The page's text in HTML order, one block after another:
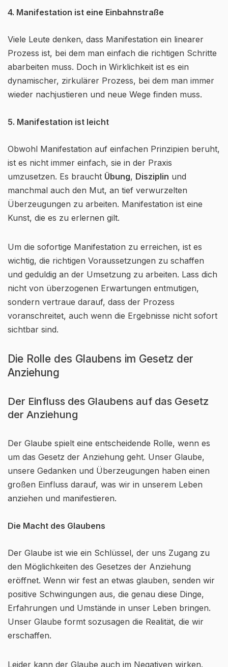
4. Manifestation ist eine Einbahnstraße
Viele Leute denken, dass Manifestation ein linearer
Prozess ist, bei dem man einfach die richtigen Schritte
abarbeiten muss. Doch in Wirklichkeit ist es ein
dynamischer, zirkulärer Prozess, bei dem man immer
wieder nachjustieren und neue Wege finden muss.
5. Manifestation ist leicht
Obwohl Manifestation auf einfachen Prinzipien beruht,
ist es nicht immer einfach, sie in der Praxis
umzusetzen. Es braucht Übung, Disziplin und
manchmal auch den Mut, an tief verwurzelten
Überzeugungen zu arbeiten. Manifestation ist eine
Kunst, die es zu erlernen gilt.
Um die sofortige Manifestation zu erreichen, ist es
wichtig, die richtigen Voraussetzungen zu schaffen
und geduldig an der Umsetzung zu arbeiten. Lass dich
nicht von überzogenen Erwartungen entmutigen,
sondern vertraue darauf, dass der Prozess
voranschreitet, auch wenn die Ergebnisse nicht sofort
sichtbar sind.
Die Rolle des Glaubens im Gesetz der
Anziehung
Der Einfluss des Glaubens auf das Gesetz
der Anziehung
Der Glaube spielt eine entscheidende Rolle, wenn es
um das Gesetz der Anziehung geht. Unser Glaube,
unsere Gedanken und Überzeugungen haben einen
großen Einfluss darauf, was wir in unserem Leben
anziehen und manifestieren.
Die Macht des Glaubens
Der Glaube ist wie ein Schlüssel, der uns Zugang zu
den Möglichkeiten des Gesetzes der Anziehung
eröffnet. Wenn wir fest an etwas glauben, senden wir
positive Schwingungen aus, die genau diese Dinge,
Erfahrungen und Umstände in unser Leben bringen.
Unser Glaube formt sozusagen die Realität, die wir
erschaffen.
Leider kann der Glaube auch im Negativen wirken.